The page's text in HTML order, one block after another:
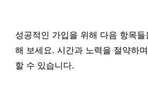
성공적인 가입을 위해 다음 항목들
해 보세요. 시간과 노력을 절약하
할 수 있습니다.